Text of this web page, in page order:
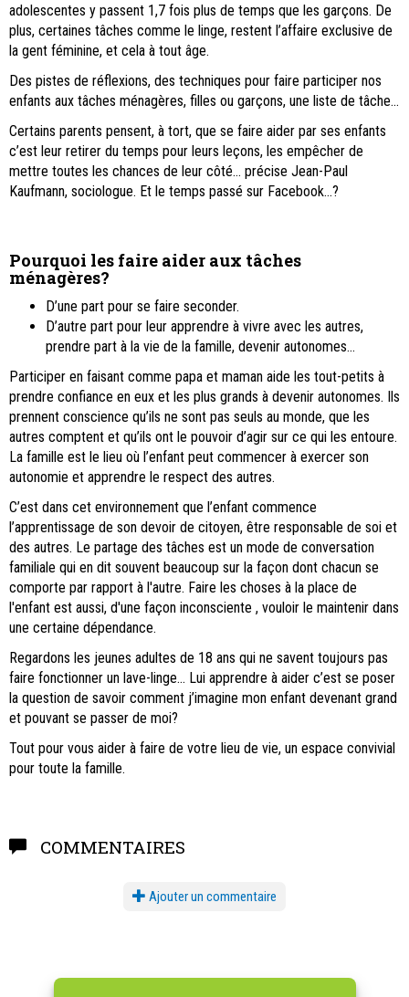
adolescentes y passent 1,7 fois plus de temps que les garçons. De
plus, certaines tâches comme le linge, restent l’affaire exclusive de
la gent féminine, et cela à tout âge.
Des pistes de réflexions, des techniques pour faire participer nos
enfants aux tâches ménagères, filles ou garçons, une liste de tâche...
Certains parents pensent, à tort, que se faire aider par ses enfants
c’est leur retirer du temps pour leurs leçons, les empêcher de
mettre toutes les chances de leur côté… précise Jean-Paul
Kaufmann, sociologue. Et le temps passé sur Facebook...?
Pourquoi les faire aider aux tâches
ménagères?
D’une part pour se faire seconder.
D’autre part pour leur apprendre à vivre avec les autres,
prendre part à la vie de la famille, devenir autonomes...
Participer en faisant comme papa et maman aide les tout-petits à
prendre confiance en eux et les plus grands à devenir autonomes. Ils
prennent conscience qu’ils ne sont pas seuls au monde, que les
autres comptent et qu’ils ont le pouvoir d’agir sur ce qui les entoure.
La famille est le lieu où l’enfant peut commencer à exercer son
autonomie et apprendre le respect des autres.
C’est dans cet environnement que l’enfant commence
l’apprentissage de son devoir de citoyen, être responsable de soi et
des autres. Le partage des tâches est un mode de conversation
familiale qui en dit souvent beaucoup sur la façon dont chacun se
comporte par rapport à l'autre. Faire les choses à la place de
l'enfant est aussi, d'une façon inconsciente , vouloir le maintenir dans
une certaine dépendance.
Regardons les jeunes adultes de 18 ans qui ne savent toujours pas
faire fonctionner un lave-linge... Lui apprendre à aider c’est se poser
la question de savoir comment j’imagine mon enfant devenant grand
et pouvant se passer de moi?
Tout pour vous aider à faire de votre lieu de vie, un espace convivial
pour toute la famille.
COMMENTAIRES
Ajouter un commentaire